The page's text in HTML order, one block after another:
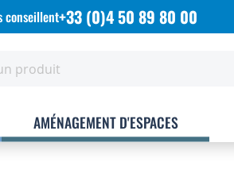
conseillent+33 (0)4 50 89 80 00
AMÉNAGEMENT D'ESPACES